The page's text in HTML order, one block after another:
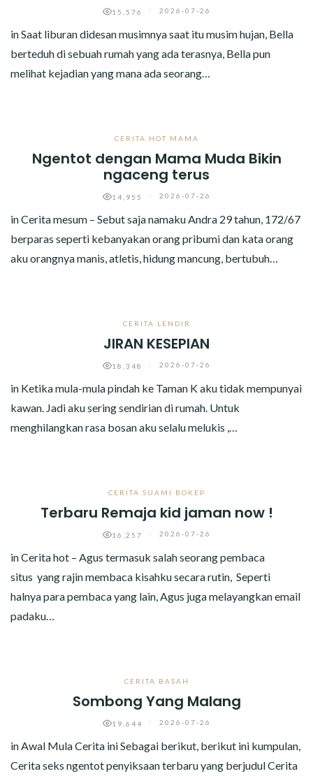
15,576 2026-07-26
in Saat liburan didesan musimnya saat itu musim hujan, Bella
berteduh di sebuah rumah yang ada terasnya, Bella pun
melihat kejadian yang mana ada seorang…
CERITA HOT MAMA
Ngentot dengan Mama Muda Bikin
ngaceng terus
14,955 2026-07-26
in Cerita mesum – Sebut saja namaku Andra 29 tahun, 172/67
berparas seperti kebanyakan orang pribumi dan kata orang
aku orangnya manis, atletis, hidung mancung, bertubuh…
CERITA LENDIR
JIRAN KESEPIAN
18,348 2026-07-26
in Ketika mula-mula pindah ke Taman K aku tidak mempunyai
kawan. Jadi aku sering sendirian di rumah. Untuk
menghilangkan rasa bosan aku selalu melukis ,…
CERITA SUAMI BOKEP
Terbaru Remaja kid jaman now !
16,257 2026-07-26
in Cerita hot – Agus termasuk salah seorang pembaca
situs yang rajin membaca kisahku secara rutin, Seperti
halnya para pembaca yang lain, Agus juga melayangkan email
padaku…
CERITA BASAH
Sombong Yang Malang
19,644 2026-07-26
in Awal Mula Cerita ini Sebagai berikut, berikut ini kumpulan,
Cerita seks ngentot penyiksaan terbaru yang berjudul Cerita